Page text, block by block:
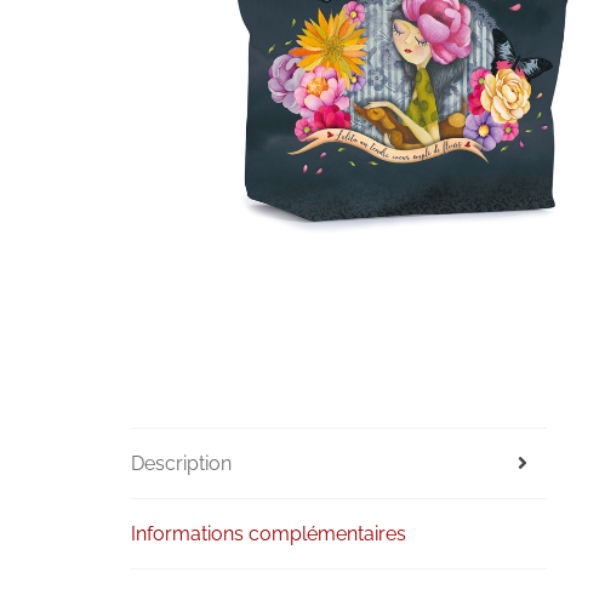
Description
Informations complémentaires